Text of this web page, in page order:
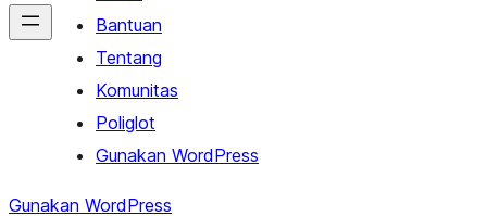
Bantuan
Tentang
Komunitas
Poliglot
Gunakan WordPress
Gunakan WordPress